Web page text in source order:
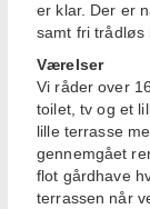
er klar. Der er
samt fri trådløs
Værelser
Vi råder over
toilet, tv og et
lille terrasse
gennemgået
flot gårdhave
terrassen når